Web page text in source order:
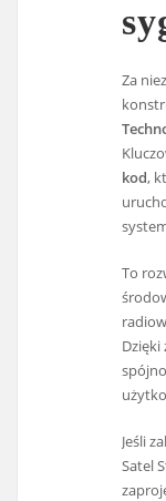
Za
kod,
To
Dzięki
Jeśli
Satel